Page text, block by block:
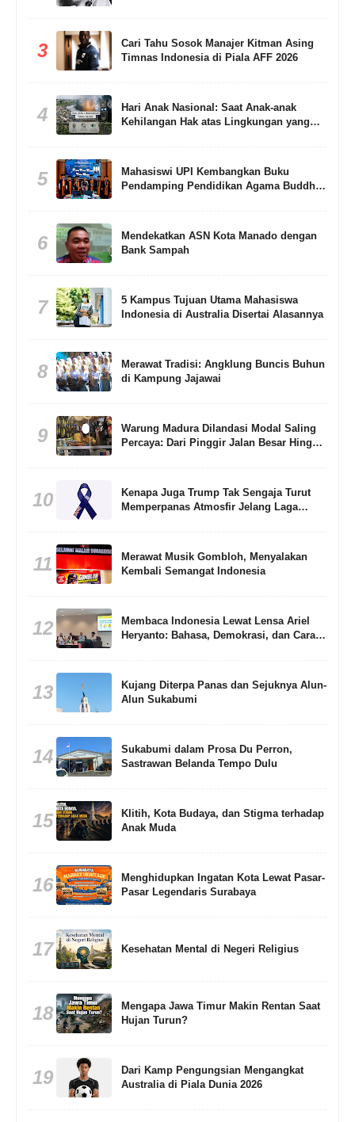
3
Cari Tahu Sosok Manajer Kitman Asing
Timnas Indonesia di Piala AFF 2026
4
Hari Anak Nasional: Saat Anak-anak
Kehilangan Hak atas Lingkungan yang
5
Mahasiswi UPI Kembangkan Buku
Pendamping Pendidikan Agama Buddha
6
Mendekatkan ASN Kota Manado dengan
Bank Sampah
7
5 Kampus Tujuan Utama Mahasiswa
Indonesia di Australia Disertai Alasannya
8
Merawat Tradisi: Angklung Buncis Buhun
di Kampung Jajawai
9
Warung Madura Dilandasi Modal Saling
Percaya: Dari Pinggir Jalan Besar Hingga
10
Kenapa Juga Trump Tak Sengaja Turut
Memperpanas Atmosfir Jelang Laga
11
Merawat Musik Gombloh, Menyalakan
Kembali Semangat Indonesia
12
Membaca Indonesia Lewat Lensa Ariel
Heryanto: Bahasa, Demokrasi, dan Cara
13
Kujang Diterpa Panas dan Sejuknya Alun-
Alun Sukabumi
14
Sukabumi dalam Prosa Du Perron,
Sastrawan Belanda Tempo Dulu
15
Klitih, Kota Budaya, dan Stigma terhadap
Anak Muda
16
Menghidupkan Ingatan Kota Lewat Pasar-
Pasar Legendaris Surabaya
17 Kesehatan Mental di Negeri Religius
18
Mengapa Jawa Timur Makin Rentan Saat
Hujan Turun?
19
Dari Kamp Pengungsian Mengangkat
Australia di Piala Dunia 2026